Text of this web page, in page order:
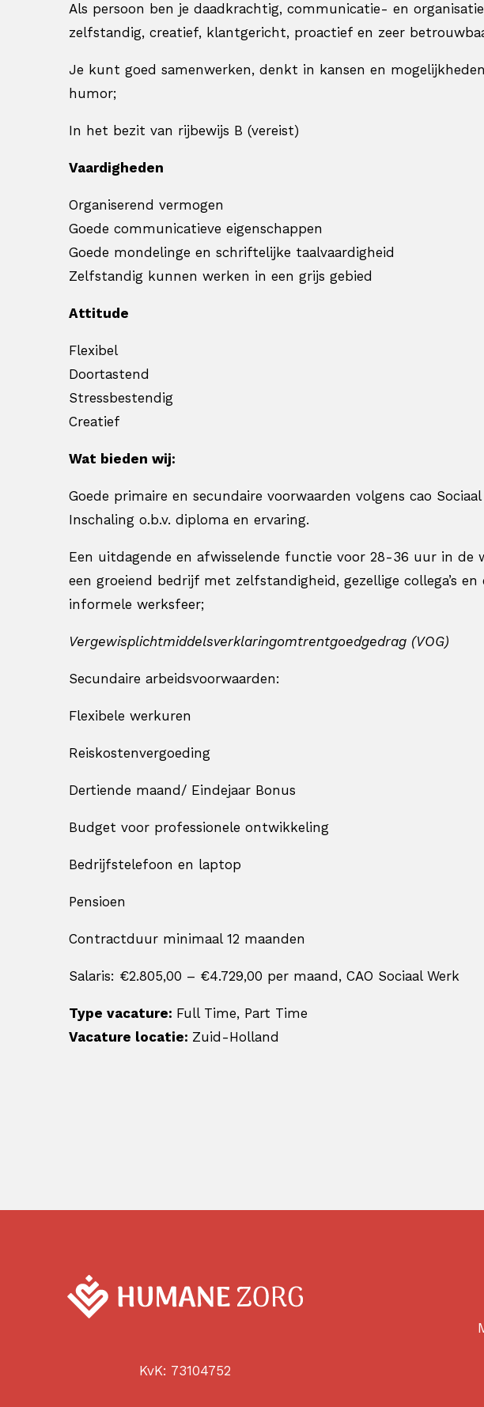
Als persoon ben je daadkrachtig, communicatie- en
zelfstandig, creatief, klantgericht, proactief en zeer
Je kunt goed samenwerken, denkt in kansen en
humor;
In het bezit van rijbewijs B (vereist)
Vaardigheden
Organiserend vermogen
Goede communicatieve eigenschappen
Goede mondelinge en schriftelijke taalvaardigheid
Zelfstandig kunnen werken in een grijs gebied
Attitude
Flexibel
Doortastend
Stressbestendig
Creatief
Wat bieden wij:
Goede primaire en secundaire voorwaarden volgens cao Sociaal
Inschaling o.b.v. diploma en ervaring.
Een uitdagende en afwisselende functie voor 28-36 uur in de
een groeiend bedrijf met zelfstandigheid, gezellige collega’s en
informele werksfeer;
Vergewisplichtmiddelsverklaringomtrentgoedgedrag (VOG)
Secundaire arbeidsvoorwaarden:
Flexibele werkuren
Reiskostenvergoeding
Dertiende maand/ Eindejaar Bonus
Budget voor professionele ontwikkeling
Bedrijfstelefoon en laptop
Pensioen
Contractduur minimaal 12 maanden
Salaris: €2.805,00 – €4.729,00 per maand, CAO Sociaal Werk
Type vacature: Full Time Part Time
Vacature locatie: Zuid-Holland
KvK: 73104752